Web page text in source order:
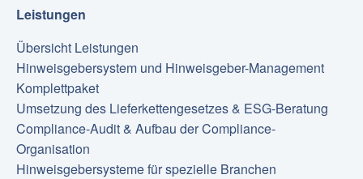
Leistungen
Übersicht Leistungen
Hinweisgebersystem und Hinweisgeber-Management
Komplettpaket
Umsetzung des Lieferkettengesetzes & ESG-Beratung
Compliance-Audit & Aufbau der Compliance-
Organisation
Hinweisgebersysteme für spezielle Branchen